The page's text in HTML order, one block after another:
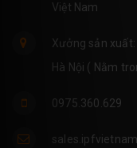
Việt Nam
Xưởng sản xuất:
Hà Nội ( Nằm
0975.360.629